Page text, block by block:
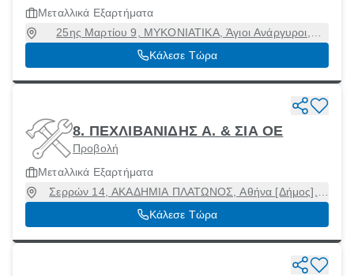
Μεταλλικά Εξαρτήματα
25ης Μαρτίου 9, ΜΥΚΟΝΙΑΤΙΚΑ, Άγιοι Ανάργυροι,
Αττική, 13561
Κάλεσε Τώρα
8. ΠΕΧΛΙΒΑΝΙΔΗΣ Α. & ΣΙΑ ΟΕ
Προβολή
Μεταλλικά Εξαρτήματα
Σερρών 14, ΑΚΑΔΗΜΙΑ ΠΛΑΤΩΝΟΣ, Αθήνα [Δήμος],
Αττική, 10441
Κάλεσε Τώρα